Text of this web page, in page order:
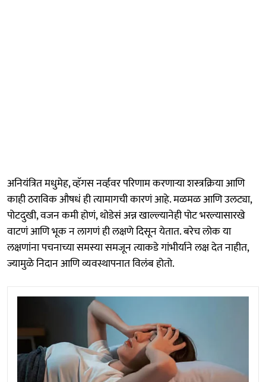
अनियंत्रित मधुमेह, व्हॅगस नर्व्हवर परिणाम करणाऱ्या शस्त्रक्रिया आणि
काही ठराविक औषधं ही त्यामागची कारणं आहे. मळमळ आणि उलट्या,
पोटदुखी, वजन कमी होणं, थोडेसं अन्न खाल्ल्यानेही पोट भरल्यासारखे
वाटणं आणि भूक न लागणं ही लक्षणे दिसून येतात. बरेच लोक या
लक्षणांना पचनाच्या समस्या समजून त्याकडे गांभीर्याने लक्ष देत नाहीत,
ज्यामुळे निदान आणि व्यवस्थापनात विलंब होतो.